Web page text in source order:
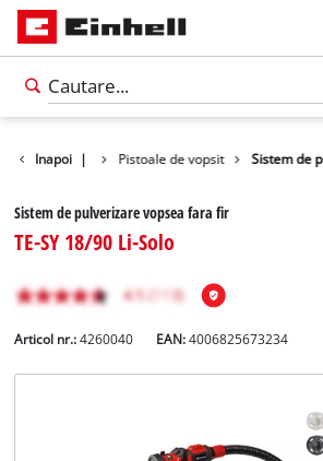
Inapoi |
Unelte Pistoale de vopsit Sistem de
Sistem de pulverizare vopsea fara fir
TE-SY 18/90 Li-Solo
Articol nr.: 4260040 EAN:4006825673234